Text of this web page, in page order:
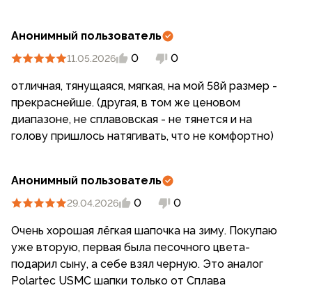
Анонимный пользователь
11.05.2026 0 0
отличная, тянущаяся, мягкая, на мой 58й размер -
прекраснейше. (другая, в том же ценовом
диапазоне, не сплавовская - не тянется и на
голову пришлось натягивать, что не комфортно)
Анонимный пользователь
29.04.2026 0 0
Очень хорошая лёгкая шапочка на зиму. Покупаю
уже вторую, первая была песочного цвета-
подарил сыну, а себе взял черную. Это аналог
Polartec USMC шапки только от Сплава